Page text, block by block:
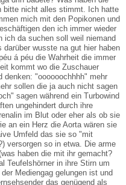
bitte nicht alles stimmt. Ich hatte
mich mit den Popikonen und
den ich immer wieder
ich da suchen soll weil niemand
wusste na gut hier haben
á péu die Wahrheit die immer
kommt wo die Zuschauer
denken: "oooooochhhh" mehr
sollen die ja auch nicht sagen
sagen während ein Turbowind
ungehindert durch ihre
im Blut oder eher als ob sie
an ein Herz die Aorta wären sie
Umfeld das sie so "mit
versorgen so in etwa. Die arme
haben die mit ihr gemacht?
Teufelshörner in ihre Stirn um
Mediengag gelungen ist und
das genügend als